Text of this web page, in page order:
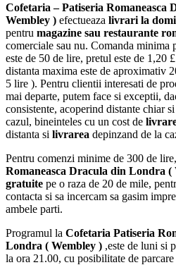
Cofetaria – Patiseria Romaneasca
Wembley ) efectueaza livrari la
pentru magazine sau restaurante
comerciale sau nu. Comanda minima
este de 50 de lire, pretul este de 1,20
distanta maxima este de aproximativ
5 lire ). Pentru clientii interesati de
mai departe, putem face si exceptii,
consistente, acoperind distante chiar
cazul, bineinteles cu un cost de
distanta si livrarea depinzand de la
Pentru comenzi minime de 300 de lire,
Romaneasca Dracula din Londra (
gratuite pe o raza de 20 de mile,
contacta si sa incercam sa gasim
ambele parti.
Programul la Cofetaria Patiseria
Londra ( Wembley ) ,este de luni si
la ora 21.00, cu posibilitate de